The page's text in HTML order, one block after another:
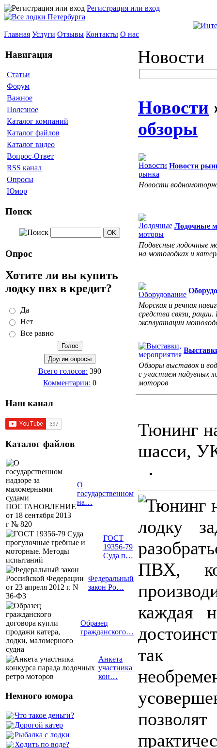
Регистрация или вход
Главная Услуги Отзывы Контакты О нас
Навигация
Статьи
Форум
Важное
Полезное
Каталог компаний
Каталог файлов
Каталог видео
Вопрос-Ответ
RSS канал
Опросы
Юмор
Поиск
Опрос
Хотите ли вы купить
лодку пвх в кредит?
Да
Нет
Все равно
Всего голосов: 390
Комментарии: 0
Наш канал
Каталог файлов
О
государственном
на…
ГОСТ
19356-79
Суда п…
Федеральный
закон Ро…
Образец
гражданского…
Анкета
участника
кон…
Немного юмора
Что такое деньги?
Дорогой катер
Рыбалка с лодки
Ходить по воде?
Новости
Новости
обзоры
Новости
Новости
Лодочные
Подвесные лодочные
на мотолодках и
Морская и речная
средства связи, рации.
эксплуатации
Обзоры выставок и
с участием надувных
моторов
Тюнинг
шасси,
лодку
ПВХ,
каждая
так